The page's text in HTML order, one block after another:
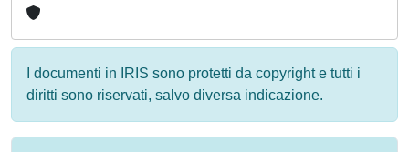
I documenti in IRIS sono protetti da copyright e tutti i
diritti sono riservati, salvo diversa indicazione.